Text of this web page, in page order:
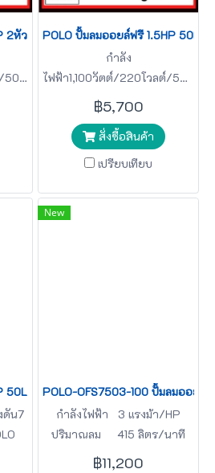
2หัว รุ่น OFS5502-50
เฮิร์ทซ์
มล
POLO ปั้มลมออยล์ฟรี 1.5HP 50L รุ่น
กำลัง
ไฟฟ้า1,100วัตต์/220โวลต์/50เฮิร์ท
ปริมาณลม193 ลิตร/นาที ปั้มล
มออยล์ฟรี POLO
฿5,700
สั่งซื้อสินค้า
เปรียบเทียบ
รุ่น OFS15001-50
ดัน7
New
POLO-OFS7503-100 ปั้มลมออยล์
กำลังไฟฟ้า 3 แรงม้า/HP
ปริมาณลม 415 ลิตร/นาที
(L/MIN) ปั๊มลม POLO
฿11,200